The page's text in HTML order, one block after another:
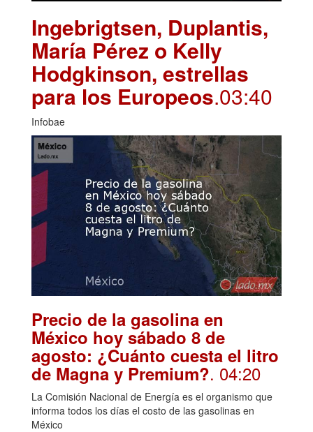
Ingebrigtsen, Duplantis,
María Pérez o Kelly
Hodgkinson, estrellas
para los Europeos.03:40
Infobae
Precio de la gasolina en
México hoy sábado 8 de
agosto: ¿Cuánto cuesta el litro
de Magna y Premium?. 04:20
La Comisión Nacional de Energía es el organismo que
informa todos los días el costo de las gasolinas en
México